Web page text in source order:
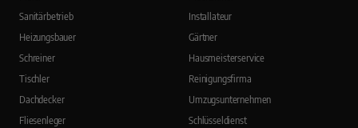
Sanitärbetrieb
Heizungsbauer
Schreiner
Tischler
Dachdecker
Fliesenleger
Installateur
Gärtner
Hausmeisterservice
Reinigungsfirma
Umzugsunternehmen
Schlüsseldienst